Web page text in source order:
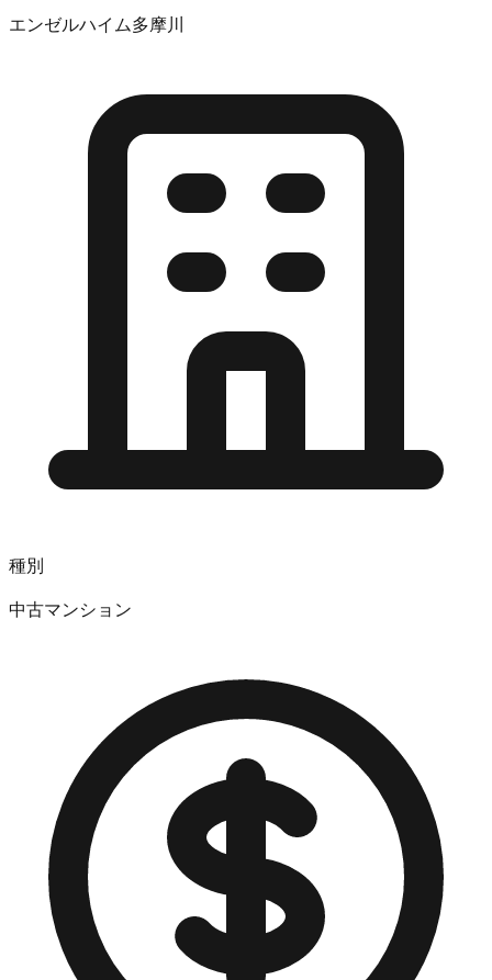
エンゼルハイム多摩川
種別
中古マンション